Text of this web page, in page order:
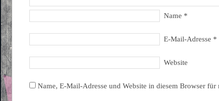
Name *
E-Mail-Adresse *
Website
Name, E-Mail-Adresse und Website in diesem Browser